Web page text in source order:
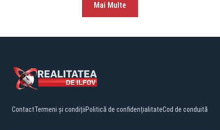
Mai Multe
ContactTermeni și condițiiPolitică de confidențialitateCod de conduită